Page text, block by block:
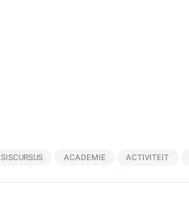
ACADEMIE ACTIVITEIT